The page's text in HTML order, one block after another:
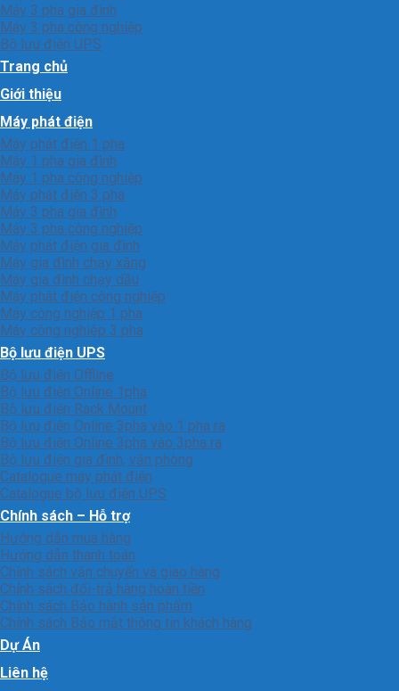
Máy 3 pha gia đình
Máy 3 pha công nghiệp
Bộ lưu điện UPS
Trang chủ
Giới thiệu
Máy phát điện
Máy phát điện 1 pha
Máy 1 pha gia đình
Máy 1 pha công nghiệp
Máy phát điện 3 pha
Máy 3 pha gia đình
Máy 3 pha công nghiệp
Máy phát điện gia đình
Máy gia đình chạy xăng
Máy gia đình chạy dầu
Máy phát điện công nghiệp
Máy công nghiệp 1 pha
Máy công nghiêp 3 pha
Bộ lưu điện UPS
Bộ lưu điện Offline
Bộ lưu điện Online 1pha
Bộ lưu điện Rack Mount
Bộ lưu điện Online 3pha vào 1 pha ra
Bộ lưu điện Online 3pha vào 3pha ra
Bộ lưu điện gia đình, văn phòng
Catalogue máy phát điện
Catalogue bộ lưu điện UPS
Chính sách – Hỗ trợ
Hướng dẫn mua hàng
Hướng dẫn thanh toán
Chính sách vận chuyển và giao hàng
Chính sách đổi-trả hàng hoàn tiền
Chính sách Bảo hành sản phẩm
Chính sách Bảo mật thông tin khách hàng
Dự Án
Liên hệ